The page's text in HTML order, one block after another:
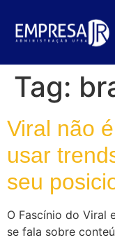
Tag:
Viral não
usar
seu
O Fascínio do Viral
se fala sobre